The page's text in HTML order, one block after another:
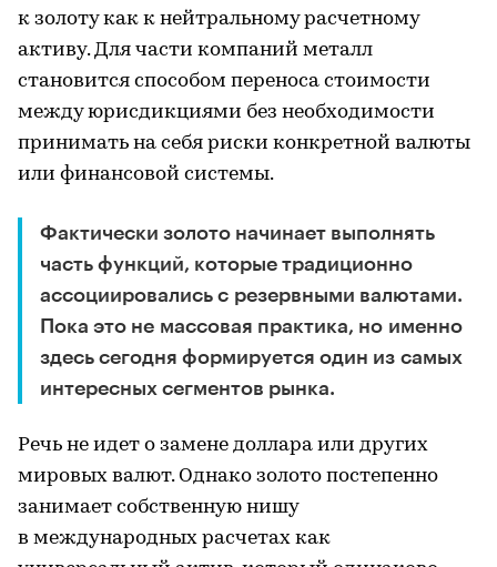
к золоту как к нейтральному расчетному
активу. Для части компаний металл
становится способом переноса стоимости
между юрисдикциями без необходимости
принимать на себя риски конкретной валюты
или финансовой системы.
Фактически золото начинает выполнять
часть функций, которые традиционно
ассоциировались с резервными валютами.
Пока это не массовая практика, но именно
здесь сегодня формируется один из самых
интересных сегментов рынка.
Речь не идет о замене доллара или других
мировых валют. Однако золото постепенно
занимает собственную нишу
в международных расчетах как